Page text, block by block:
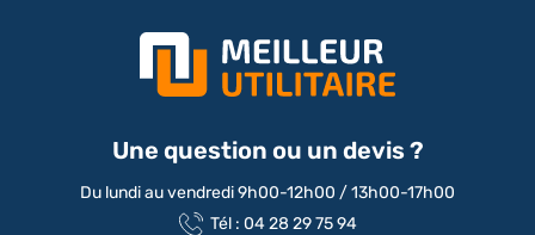
Une question ou un devis ?
Du lundi au vendredi 9h00-12h00 / 13h00-17h00
Tél : 04 28 29 75 94